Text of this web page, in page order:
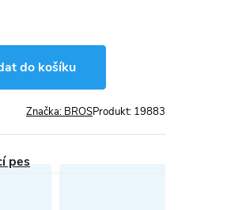
do košíku
Značka: BROSProdukt: 19883
pes